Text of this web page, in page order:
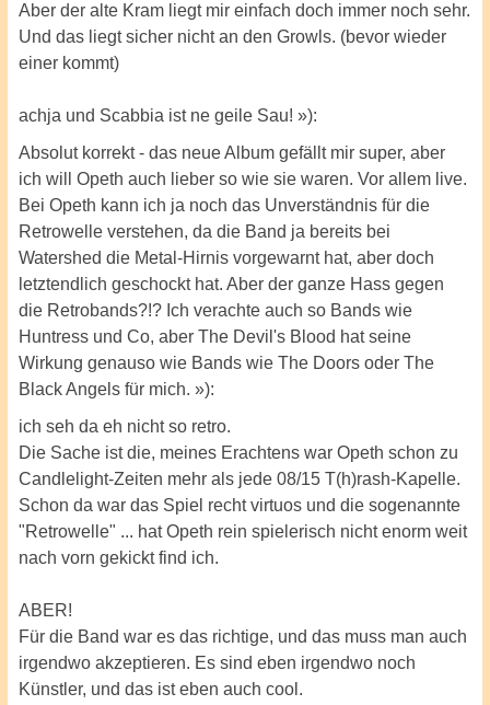
Aber der alte Kram liegt mir einfach doch immer noch sehr.
Und das liegt sicher nicht an den Growls. (bevor wieder
einer kommt)
achja und Scabbia ist ne geile Sau! »):
Absolut korrekt - das neue Album gefällt mir super, aber
ich will Opeth auch lieber so wie sie waren. Vor allem live.
Bei Opeth kann ich ja noch das Unverständnis für die
Retrowelle verstehen, da die Band ja bereits bei
Watershed die Metal-Hirnis vorgewarnt hat, aber doch
letztendlich geschockt hat. Aber der ganze Hass gegen
die Retrobands?!? Ich verachte auch so Bands wie
Huntress und Co, aber The Devil's Blood hat seine
Wirkung genauso wie Bands wie The Doors oder The
Black Angels für mich. »):
ich seh da eh nicht so retro.
Die Sache ist die, meines Erachtens war Opeth schon zu
Candlelight-Zeiten mehr als jede 08/15 T(h)rash-Kapelle.
Schon da war das Spiel recht virtuos und die sogenannte
"Retrowelle" ... hat Opeth rein spielerisch nicht enorm weit
nach vorn gekickt find ich.
ABER!
Für die Band war es das richtige, und das muss man auch
irgendwo akzeptieren. Es sind eben irgendwo noch
Künstler, und das ist eben auch cool.